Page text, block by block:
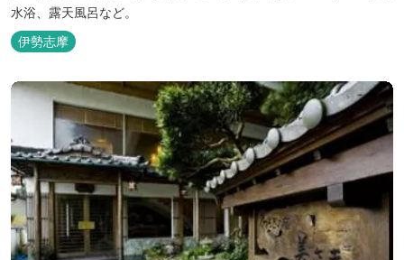
水浴、露天風呂など。
伊勢志摩